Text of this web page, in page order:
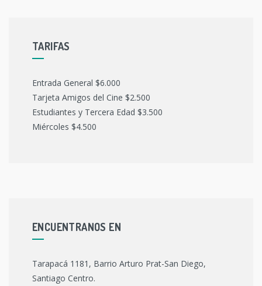
TARIFAS
Entrada General $6.000
Tarjeta Amigos del Cine $2.500
Estudiantes y Tercera Edad $3.500
Miércoles $4.500
ENCUENTRANOS EN
Tarapacá 1181, Barrio Arturo Prat-San Diego,
Santiago Centro.